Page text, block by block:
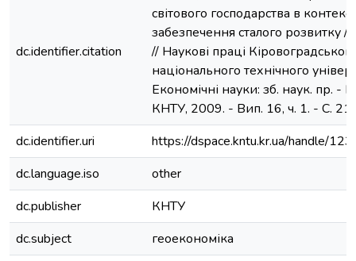
dc.identifier.citation
світового господарства в
забезпечення сталого розвитку
// Наукові праці
національного технічного
Економічні науки: зб. наук. пр. -
КНТУ, 2009. - Вип. 16, ч. 1. - С.
dc.identifier.uri
https://dspace.kntu.kr.ua/handle/
dc.language.iso
other
dc.publisher
КНТУ
dc.subject
геоекономіка